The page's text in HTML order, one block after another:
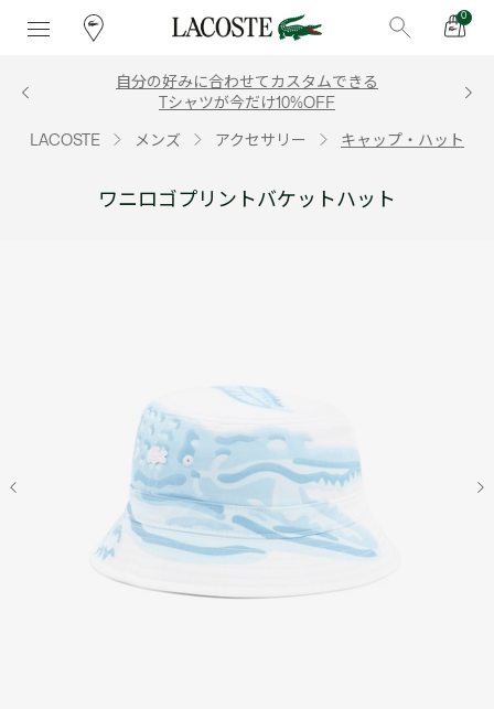
0
自分の好みに合わせてカスタムできる
Tシャツが今だけ10%OFF
LACOSTE メンズ アクセサリー キャップ・ハット
ワニロゴプリントバケットハット